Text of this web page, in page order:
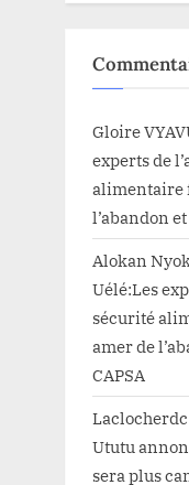
Gloire
experts de
alimentaire
l’abandon
Alokan
Uélé:Les
sécurité
amer de
CAPSA
Laclocherdc
Ututu
sera plus